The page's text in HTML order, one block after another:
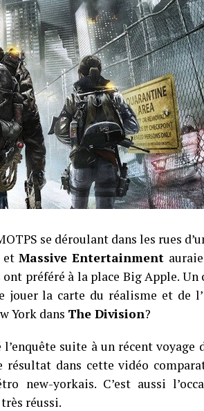
se déroulant dans les rues
Massive Entertainment
préféré à la place Big Apple. Un
jouer la carte du réalisme et de
York dans The Division?
l’enquête suite à un récent voyage
dans cette vidéo
new-yorkais. C’est aussi
réussi.